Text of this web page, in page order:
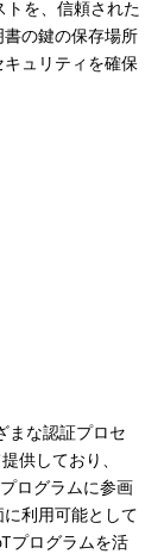
トを、信頼された
の鍵の保存場所
ュリティを確保
まな認証プロセ
供しており、
ログラムに参画
利用可能として
プログラムを活